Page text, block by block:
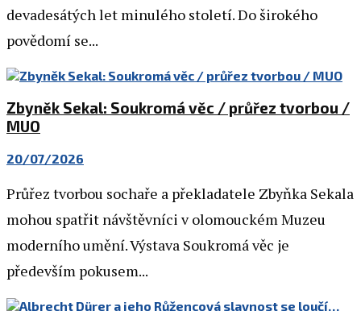
devadesátých let minulého století. Do širokého
povědomí se...
Zbyněk Sekal: Soukromá věc / průřez tvorbou /
MUO
20/07/2026
Průřez tvorbou sochaře a překladatele Zbyňka Sekala
mohou spatřit návštěvníci v olomouckém Muzeu
moderního umění. Výstava Soukromá věc je
především pokusem...